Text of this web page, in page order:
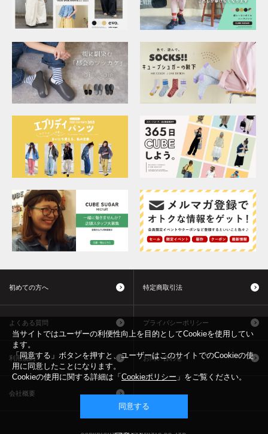
初めての方へ 特定商取引法
よくある質問 プライバシーポリシー
利用規約 お問い合わせ
会社概要
当サイトではユーザーの利便性向上を目的としてCookieを使用してい
ます。
「同意する」ボタンを押すと、ユーザーはこのサイトでのCookieの使
用に同意したことになります。
Cookieの使用に関する詳細は「 Cookieポリシー 」をご覧ください。
同意する